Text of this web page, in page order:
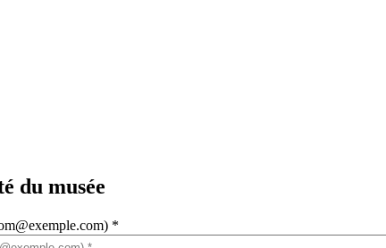
du musée
*